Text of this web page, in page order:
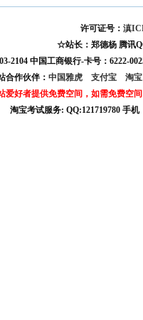
许可证号：滇
☆站长：郑德杨 腾讯
2104 中国工商银行-卡号：6222-
合作伙伴： 中国雅虎 支付宝
淘
爱好者提供免费空间，如需免费空
淘宝考试服务: QQ:121719780 手